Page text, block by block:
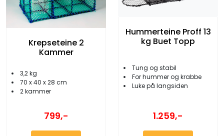
Krepseteine 2
Kammer
3,2 kg
70 x 40 x 28 cm
2 kammer
799,-
Hummerteine Proff 13
kg Buet Topp
Tung og stabil
For hummer og krabbe
Luke på langsiden
1.259,-